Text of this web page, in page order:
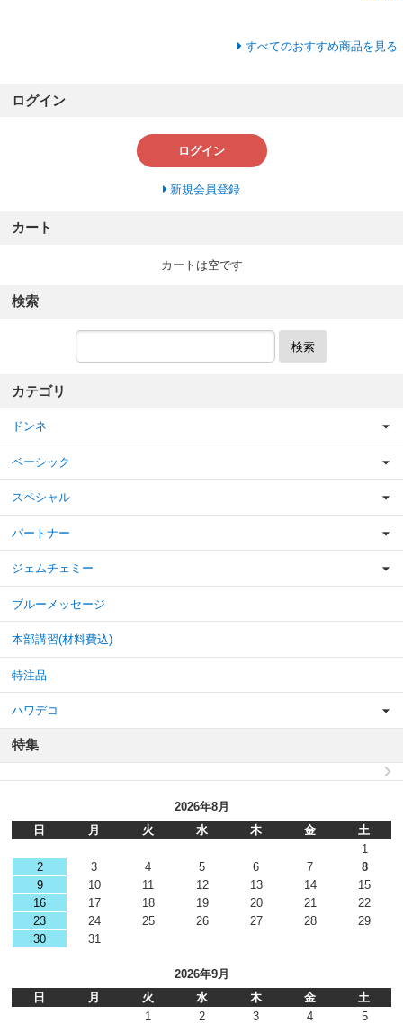
すべてのおすすめ商品を見る
ログイン
ログイン
新規会員登録
カート
カートは空です
検索
検索
カテゴリ
ドンネ
ベーシック
スペシャル
パートナー
ジェムチェミー
ブルーメッセージ
本部講習(材料費込)
特注品
ハワデコ
特集
2026年8月
日
月 火 水 木 金
土
1
2
3 4 5 6 7
8
9
10 11 12 13 14
15
16
17 18 19 20 21
22
23
24 25 26 27 28
29
30
31
2026年9月
日
月 火 水 木 金
土
1
2 3 4 5